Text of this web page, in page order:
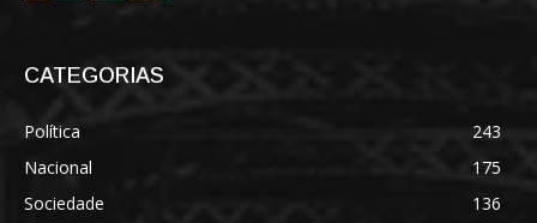
CATEGORIAS
Política
243
Nacional
175
Sociedade
136